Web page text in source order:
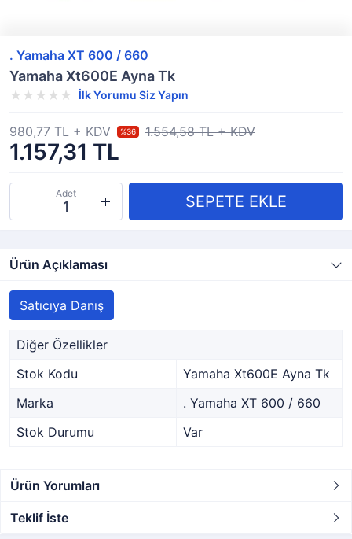
. Yamaha XT 600 / 660
Yamaha Xt600E Ayna Tk
İlk Yorumu Siz Yapın
1.157,31 TL
980,77 TL + KDV %36 1.554,58 TL + KDV
Adet
Ürün Açıklaması
Satıcıya Danış
Diğer Özellikler
Stok Kodu
Yamaha Xt600E Ayna Tk
Marka
. Yamaha XT 600 / 660
Stok Durumu
Var
Ürün Yorumları
Teklif İste